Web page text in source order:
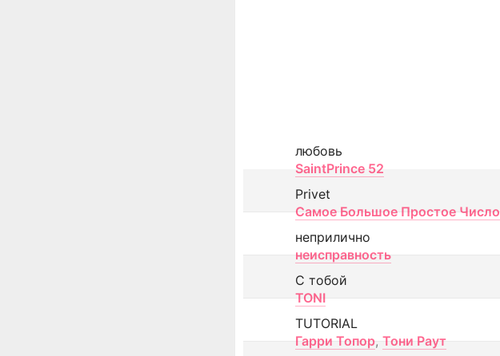
любовь
SaintPrince 52
Privet
Самое Большое Простое Число
неприлично
неисправность
С тобой
TONI
TUTORIAL
Гарри Топор, Тони Раут